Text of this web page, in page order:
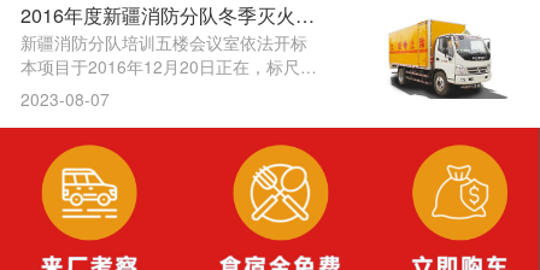
雨防寒物资以及饮用水等目前苏宁曾经
从苏宁物流成都本地仓库告急，往灾区
告急运。 日晚21时....
2016年度新疆消防分队冬季灭火救
援车辆采购项目外标公示乌鲁木齐
应急保障车招标
新疆消防分队培训五楼会议室依法开标
本项目于2016年12月20日正在，标尺度
和相关法子进行了评审评标小组按照投
确定了外标单元新疆消防分队集外采
购，果进行公示现将评标结上海应急保
障车。 年度新疆消防分队冬季灭火救援
车辆采购项目新疆消....
2023-08-07